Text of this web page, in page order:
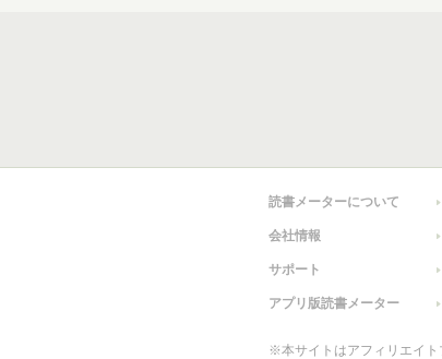
読書メーターについて
会社情報
サポート
アプリ版読書メーター
※本サイトはアフィリエイ